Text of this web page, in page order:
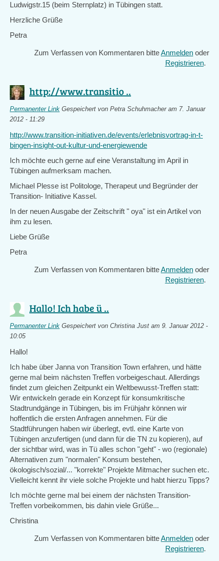
Ludwigstr.15 (beim Sternplatz) in Tübingen statt.
Herzliche Grüße
Petra
Zum Verfassen von Kommentaren bitteAnmelden oder
Registrieren.
http://www.transitio ..
Permanenter Link Gespeichert von Petra Schuhmacheram 7. Januar
2012 - 11:29
http://www.transition-initiativen.de/events/erlebnisvortrag-in-t-
bingen-insight-out-kultur-und-energiewende
Ich möchte euch gerne auf eine Veranstaltung im April in
Tübingen aufmerksam machen.
Michael Plesse ist Politologe, Therapeut und Begründer der
Transition- Initiative Kassel.
In der neuen Ausgabe der Zeitschrift " oya" ist ein Artikel von
ihm zu lesen.
Liebe Grüße
Petra
Zum Verfassen von Kommentaren bitteAnmelden oder
Registrieren.
Hallo! Ich habe ü ..
Permanenter Link Gespeichert von Christina Just am 9. Januar 2012 -
10:05
Hallo!
Ich habe über Janna von Transition Town erfahren, und hätte
gerne mal beim nächsten Treffen vorbeigeschaut. Allerdings
findet zum gleichen Zeitpunkt ein Weltbewusst-Treffen statt:
Wir entwickeln gerade ein Konzept für konsumkritische
Stadtrundgänge in Tübingen, bis im Frühjahr können wir
hoffentlich die ersten Anfragen annehmen. Für die
Stadtführungen haben wir überlegt, evtl. eine Karte von
Tübingen anzufertigen (und dann für die TN zu kopieren), auf
der sichtbar wird, was in Tü alles schon "geht" - wo (regionale)
Alternativen zum "normalen" Konsum bestehen,
ökologisch/sozial/... "korrekte" Projekte Mitmacher suchen etc.
Vielleicht kennt ihr viele solche Projekte und habt hierzu Tipps?
Ich möchte gerne mal bei einem der nächsten Transition-
Treffen vorbeikommen, bis dahin viele Grüße...
Christina
Zum Verfassen von Kommentaren bitteAnmelden oder
Registrieren.